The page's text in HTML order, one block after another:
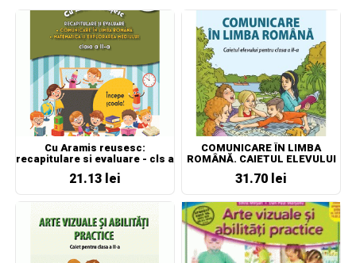
Cu Aramis reusesc:
recapitulare si evaluare - cls a
21.13 lei
COMUNICARE ÎN LIMBA
ROMÂNĂ. CAIETUL ELEVULUI
31.70 lei